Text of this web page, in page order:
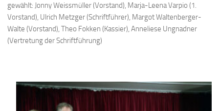
gewählt: Jonny Weissmüller (Vorstand), Marja-Leena Varpio (1.
Vorstand), Ulrich Metzger (Schriftführer), Margot Waltenberger-
Walte (Vorstand), Theo Fokken (Kassier), Anneliese Ungnadner
(Vertretung der Schriftführung)